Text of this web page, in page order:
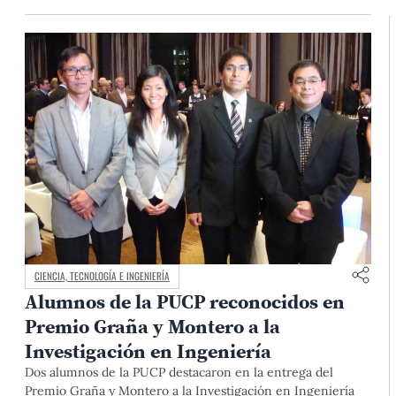
CIENCIA, TECNOLOGÍA E INGENIERÍA
Alumnos de la PUCP reconocidos en
Premio Graña y Montero a la
Investigación en Ingeniería
Dos alumnos de la PUCP destacaron en la entrega del
Premio Graña y Montero a la Investigación en Ingeniería